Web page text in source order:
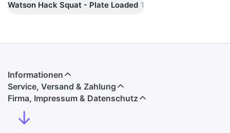
Watson Hack Squat - Plate Loaded 1
Informationen
Service, Versand & Zahlung
Firma, Impressum & Datenschutz
↓